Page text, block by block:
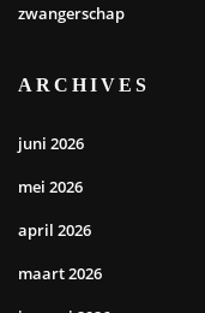
zwangerschap
ARCHIVES
juni 2026
mei 2026
april 2026
maart 2026